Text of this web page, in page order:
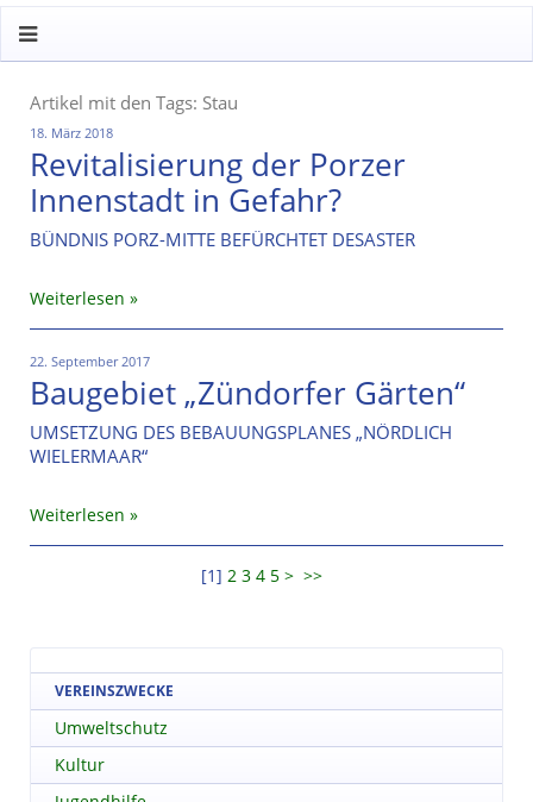
Artikel mit den Tags: Stau
18. März 2018
Revitalisierung der Porzer
Innenstadt in Gefahr?
BÜNDNIS PORZ-MITTE BEFÜRCHTET DESASTER
Weiterlesen
22. September 2017
Baugebiet „Zündorfer Gärten“
UMSETZUNG DES BEBAUUNGSPLANES „NÖRDLICH
WIELERMAAR“
Weiterlesen
[1] 2 3 4 5 > >>
VEREINSZWECKE
Umweltschutz
Kultur